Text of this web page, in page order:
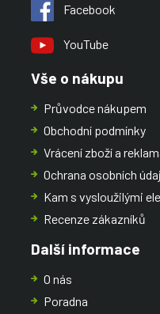
Facebook
YouTube
Vše o nákupu
Průvodce nákupem
Obchodní podmínky
Vrácení zboží a
Ochrana osobních
Kam s vysloužilými
Recenze zákazníků
Další informace
O nás
Poradna